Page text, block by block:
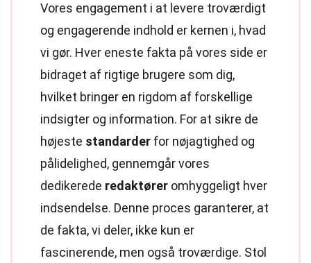
Vores engagement i at levere troværdigt
og engagerende indhold er kernen i, hvad
vi gør. Hver eneste fakta på vores side er
bidraget af rigtige brugere som dig,
hvilket bringer en rigdom af forskellige
indsigter og information. For at sikre de
højeste standarder for nøjagtighed og
pålidelighed, gennemgår vores
dedikerede redaktører omhyggeligt hver
indsendelse. Denne proces garanterer, at
de fakta, vi deler, ikke kun er
fascinerende, men også troværdige. Stol